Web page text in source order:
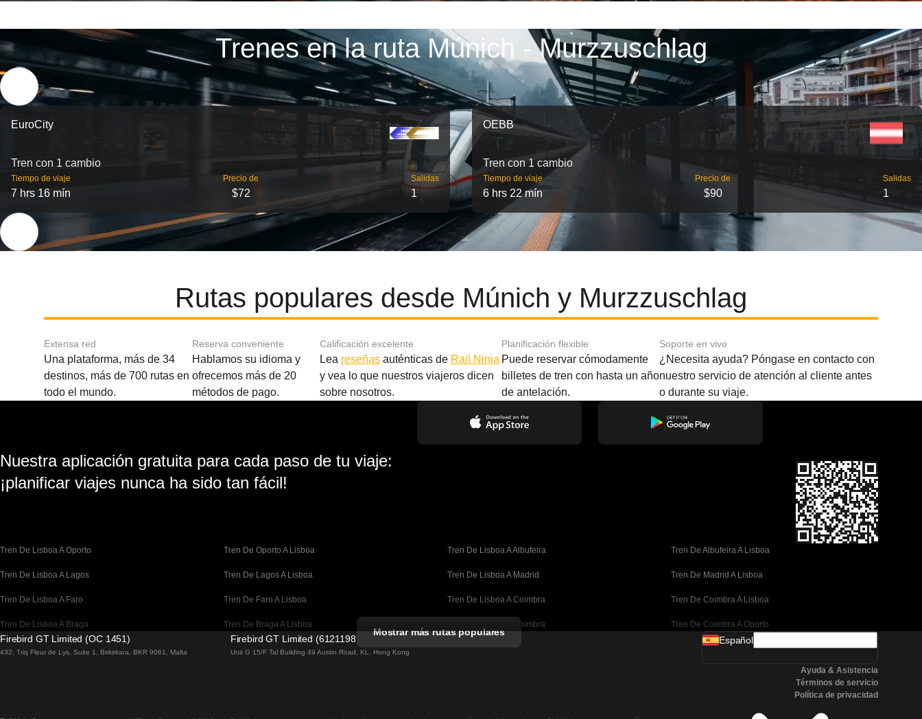
Trenes en la ruta Múnich - Murzzuschlag
EuroCity
Tren con 1 cambio
Tiempo de viaje
7 hrs 16 mín
Precio de
$72
Salidas
1
OEBB
Tren con 1 cambio
Tiempo de viaje
6 hrs 22 mín
Precio de
$90
Salidas
1
Rutas populares desde Múnich y Murzzuschlag
Extensa red
Una plataforma, más de 34
destinos, más de 700 rutas en
todo el mundo.
Reserva conveniente
Hablamos su idioma y
ofrecemos más de 20
métodos de pago.
Calificación excelente
Lea reseñasauténticas de Rail Ninja
y vea lo que nuestros viajeros dicen
sobre nosotros.
Planificación flexible
Puede reservar cómodamente
billetes de tren con hasta un año
de antelación.
Soporte en vivo
¿Necesita ayuda? Póngase en contacto con
nuestro servicio de atención al cliente antes
o durante su viaje.
Nuestra aplicación gratuita para cada paso de tu viaje:
¡planificar viajes nunca ha sido tan fácil!
Tren De Lisboa A Oporto Tren De Oporto A Lisboa Tren De Lisboa A Albufeira Tren De Albufeira A Lisboa
Tren De Lisboa A Lagos Tren De Lagos A Lisboa Tren De Lisboa A Madrid Tren De Madrid A Lisboa
Tren De Lisboa A Faro Tren De Faro A Lisboa Tren De Lisboa A Coimbra Tren De Coimbra A Lisboa
Tren De Lisboa A Braga Tren De Braga A Lisboa Tren De Oporto A Coimbra Tren De Coimbra A Oporto
Tren De Barcelona A Madrid Tren De Madrid A Barcelona Tren De Valencia A Barcelona
Mostrar más rutas populares
Firebird GT Limited (OC 1451)
432, Triq Fleur de Lys, Suite 1, Birkirkara, BKR 9061, Malta
Firebird GT Limited (61211989)
Unit G 15/F Tal Building 49 Austin Road, KL, Hong Kong
Español
Ayuda & Asistencia
Términos de servicio
Política de privacidad